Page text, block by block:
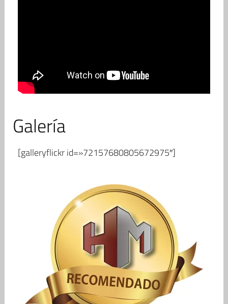
Galería
[galleryflickr id=»72157680805672975″]